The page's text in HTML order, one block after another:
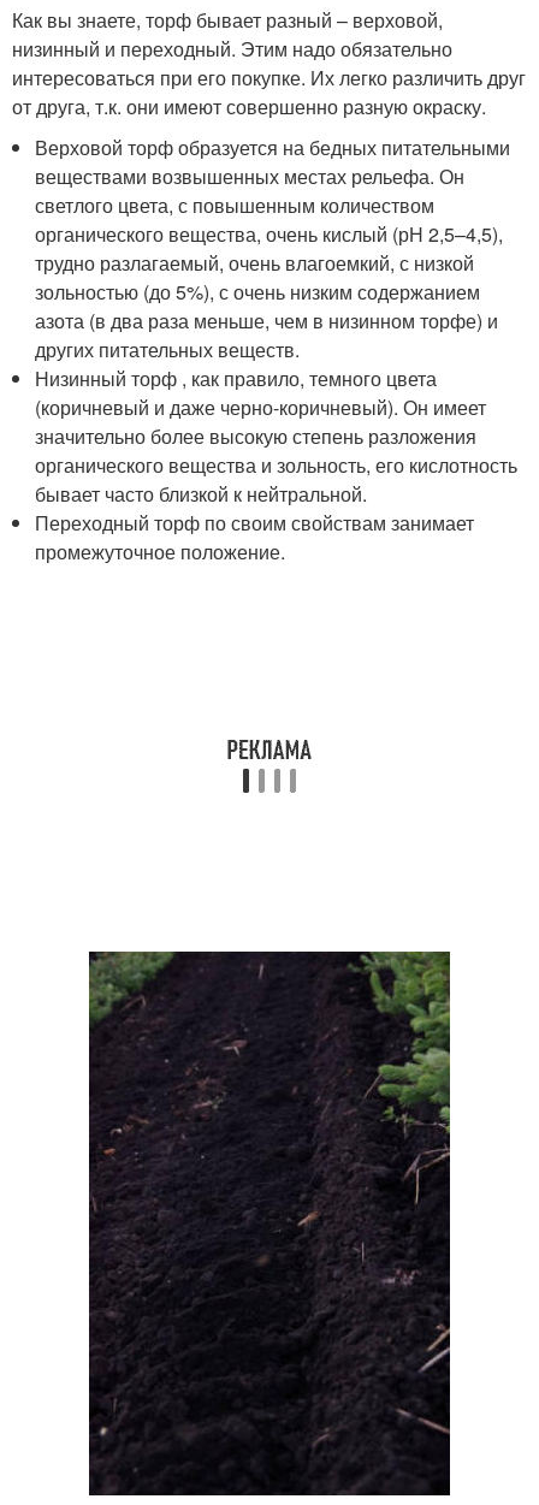
Как вы знаете, торф бывает разный – верховой,
низинный и переходный. Этим надо обязательно
интересоваться при его покупке. Их легко различить друг
от друга, т.к. они имеют совершенно разную окраску.
Верховой торф образуется на бедных питательными
веществами возвышенных местах рельефа. Он
светлого цвета, с повышенным количеством
органического вещества, очень кислый (рН 2,5–4,5),
трудно разлагаемый, очень влагоемкий, с низкой
зольностью (до 5%), с очень низким содержанием
азота (в два раза меньше, чем в низинном торфе) и
других питательных веществ.
Низинный торф , как правило, темного цвета
(коричневый и даже черно-коричневый). Он имеет
значительно более высокую степень разложения
органического вещества и зольность, его кислотность
бывает часто близкой к нейтральной.
Переходный торф по своим свойствам занимает
промежуточное положение.